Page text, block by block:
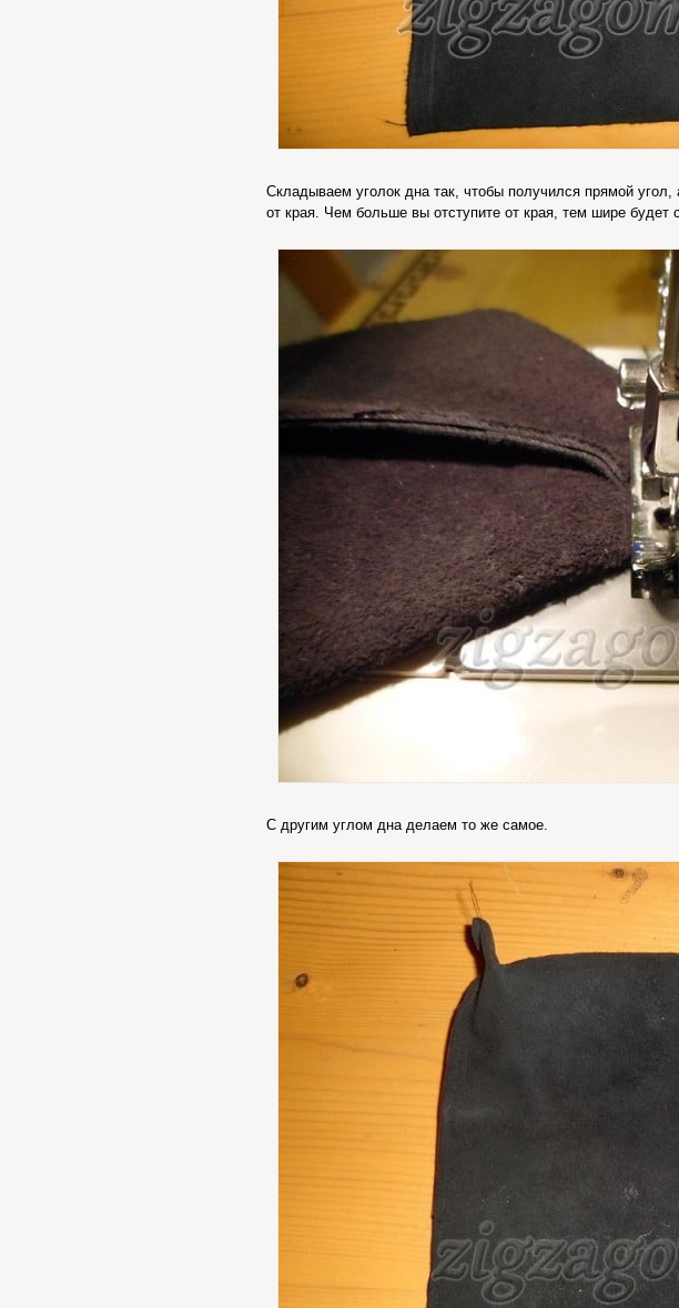
Складываем уголок дна так, чтобы получился прямой
от края. Чем больше вы отступите от края, тем шире
С другим углом дна делаем то же самое.